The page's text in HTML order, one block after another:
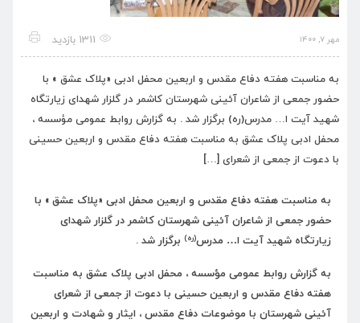
مهر ۷, ۱۴۰۰ 1311 بازدید
به مناسبت هفته دفاع مقدس و اربعین محفل ادبی «پلاک عشق » با
حضور جمعی از شاعران آئینی شهرستان کاشمر در گلزار شهدای زیارتگاه
شهید آیت ا… مدرس(ره) برگزار شد . به گزارش روابط عمومی مؤسسه ،
محفل ادبی پلاک عشق به مناسبت هفته دفاع مقدس و اربعین حسینی
با دعوت از جمعی از شعرای […]
به مناسبت هفته دفاع مقدس و اربعین محفل ادبی «پلاک عشق » با
حضور جمعی از شاعران آئینی شهرستان کاشمر در گلزار شهدای
زیارتگاه شهید آیت ا… مدرس(ره) برگزار شد .
به گزارش روابط عمومی مؤسسه ، محفل ادبی پلاک عشق به مناسبت
هفته دفاع مقدس و اربعین حسینی با دعوت از جمعی از شعرای
آئینی شهرستان با موضوعات دفاع مقدس ، ایثار و شهادت و اربعین